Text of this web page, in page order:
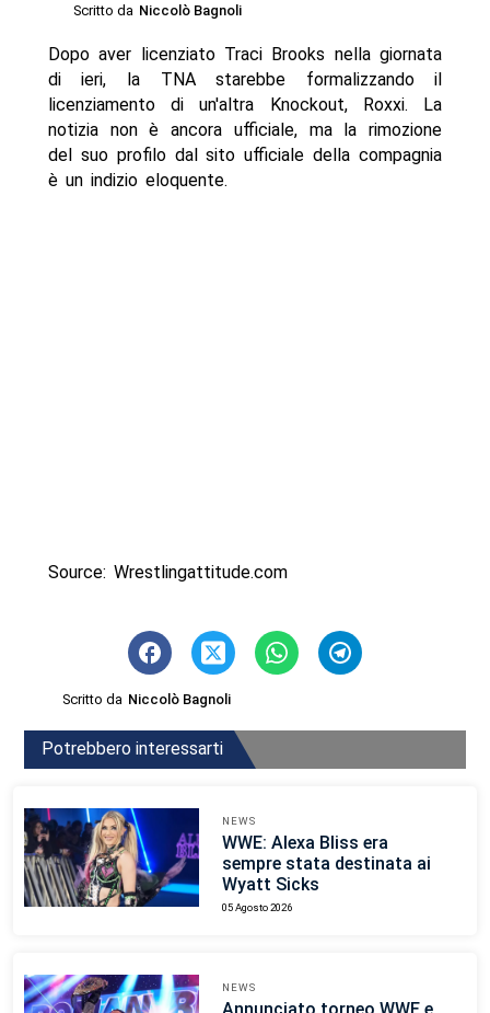
Scritto da Niccolò Bagnoli
Dopo aver licenziato Traci Brooks nella giornata
di ieri, la TNA starebbe formalizzando il
licenziamento di un'altra Knockout, Roxxi. La
notizia non è ancora ufficiale, ma la rimozione
del suo profilo dal sito ufficiale della compagnia
è un indizio eloquente.
Source: Wrestlingattitude.com
Scritto da Niccolò Bagnoli
Potrebbero interessarti
NEWS
WWE: Alexa Bliss era
sempre stata destinata ai
Wyatt Sicks
05 Agosto 2026
NEWS
Annunciato torneo WWE e